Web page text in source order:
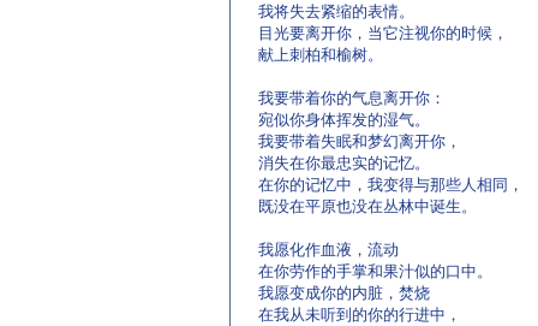
我将失去紧缩的表情。
目光要离开你，当它注视你的时候，
献上刺柏和榆树。
我要带着你的气息离开你：
宛似你身体挥发的湿气。
我要带着失眠和梦幻离开你，
消失在你最忠实的记忆。
在你的记忆中，我变得与那些人相同，
既没在平原也没在丛林中诞生。
我愿化作血液，流动
在你劳作的手掌和果汁似的口中。
我愿变成你的内脏，焚烧
在我从未听到的你的行进中，